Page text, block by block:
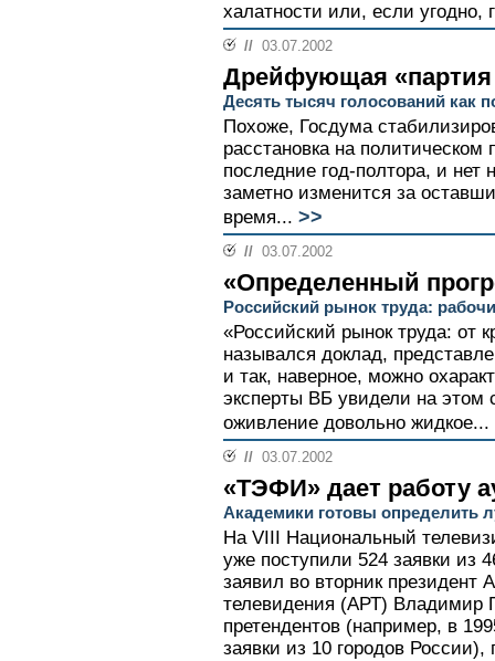
халатности или, если угодно,
// 03.07.2002
Дрейфующая «партия
Десять тысяч голосований как
Похоже, Госдума
расстановка на
последние год-полтора, и нет
заметно изменится за
время... >>
// 03.07.2002
«Определенный
Российский рынок труда:
«Российский рынок труда: от
назывался доклад,
и так, наверное, можно
эксперты ВБ увидели на этом
оживление довольно жидкое...
// 03.07.2002
«ТЭФИ» дает работу
Академики готовы определить
На VIII Национальный
уже поступили 524 заявки из
заявил во вторник президент
телевидения (АРТ) Владимир
претендентов (например, в
заявки из 10 городов